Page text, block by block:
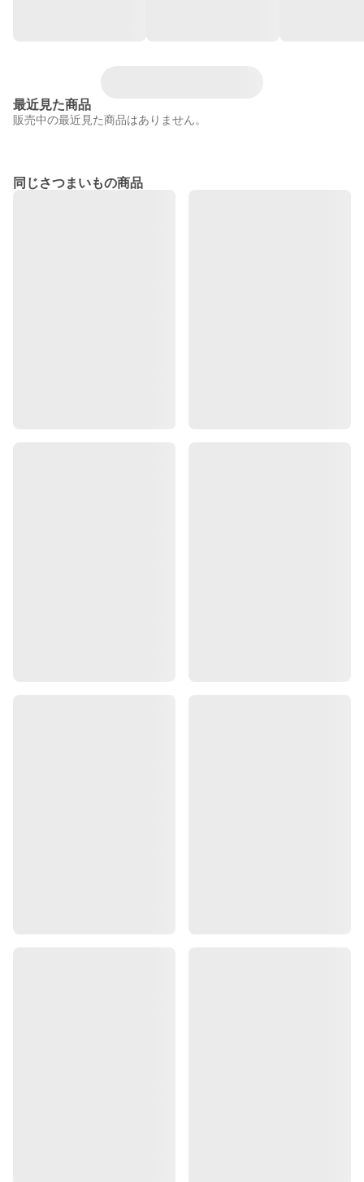
最近見た商品
販売中の最近見た商品はありません。
同じさつまいもの商品